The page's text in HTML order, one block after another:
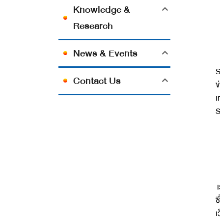
Knowledge &
Research
News & Events
Contact Us